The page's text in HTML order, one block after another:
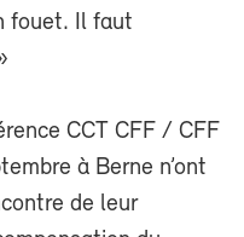
fouet. Il faut
CCT CFF / CFF
à Berne n’ont
de leur